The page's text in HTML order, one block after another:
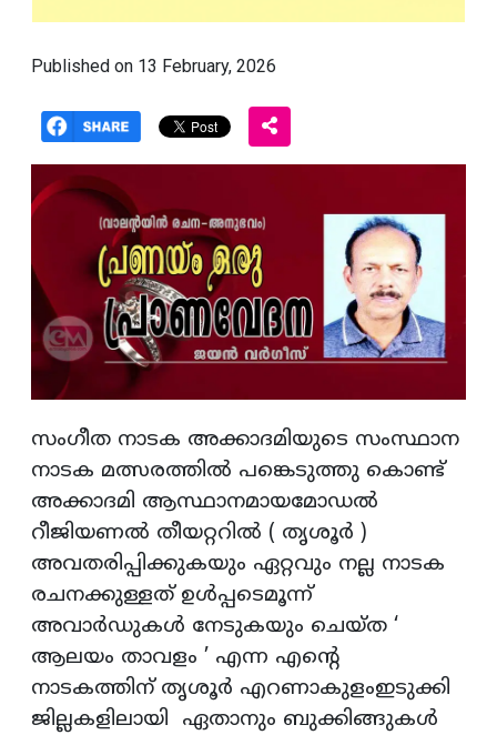
Published on 13 February, 2026
സംഗീത നാടക അക്കാദമിയുടെ സംസ്ഥാന
നാടക മത്സരത്തിൽ പങ്കെടുത്തു കൊണ്ട്
അക്കാദമി ആസ്ഥാനമായമോഡൽ
റീജിയണൽ തീയറ്ററിൽ ( തൃശൂർ )
അവതരിപ്പിക്കുകയും ഏറ്റവും നല്ല നാടക
രചനക്കുള്ളത് ഉൾപ്പടെമൂന്ന്
അവാർഡുകൾ നേടുകയും ചെയ്ത ‘
ആലയം താവളം ’ എന്ന എന്റെ
നാടകത്തിന് തൃശൂർ എറണാകുളംഇടുക്കി
ജില്ലകളിലായി ഏതാനും ബുക്കിങ്ങുകൾ